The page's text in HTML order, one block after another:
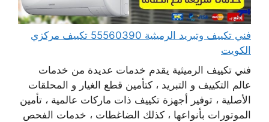
فني تكييف وتبريد الرميثية 55560390 تكييف مركزي
الكويت
فني تكييف الرميثية يقدم خدمات عديدة من خدمات
عالم التكييف و التبريد ، كتأمين قطع الغيار و المحلقات
الأصلية ، توفير أجهزة تكييف ذات ماركات عالمية ، تأمين
الموتورات بأنواعها ، كذلك الضاغطات ، خدمات الفحص